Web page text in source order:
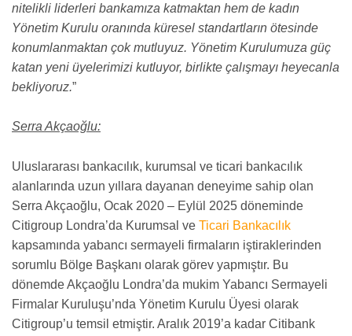
nitelikli liderleri bankamıza katmaktan hem de kadın
Yönetim Kurulu oranında küresel standartların ötesinde
konumlanmaktan çok mutluyuz. Yönetim Kurulumuza güç
katan yeni üyelerimizi kutluyor, birlikte çalışmayı heyecanla
bekliyoruz.”
Serra Akçaoğlu:
Uluslararası bankacılık, kurumsal ve ticari bankacılık
alanlarında uzun yıllara dayanan deneyime sahip olan
Serra Akçaoğlu, Ocak 2020 – Eylül 2025 döneminde
Citigroup Londra’da Kurumsal ve Ticari Bankacılık
kapsamında yabancı sermayeli firmaların iştiraklerinden
sorumlu Bölge Başkanı olarak görev yapmıştır. Bu
dönemde Akçaoğlu Londra’da mukim Yabancı Sermayeli
Firmalar Kuruluşu’nda Yönetim Kurulu Üyesi olarak
Citigroup’u temsil etmiştir. Aralık 2019’a kadar Citibank